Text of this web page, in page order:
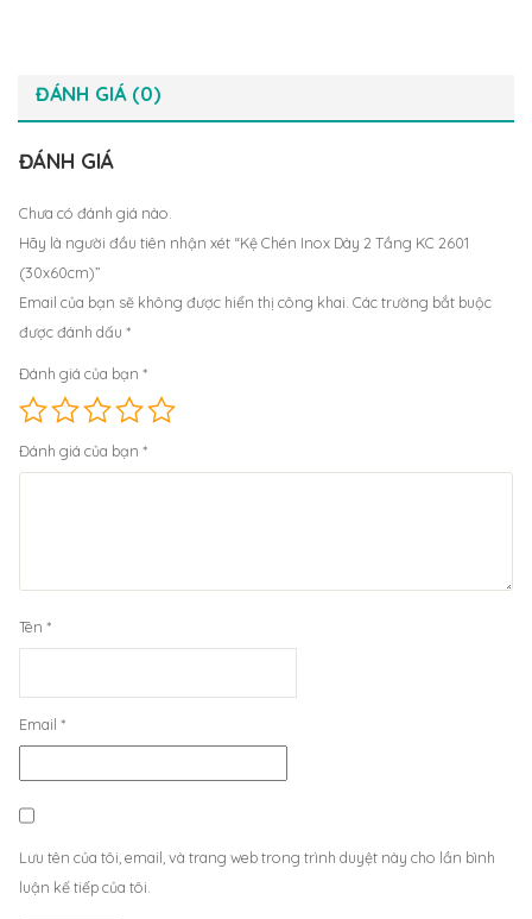
ĐÁNH GIÁ (0)
ĐÁNH GIÁ
Chưa có đánh giá nào.
Hãy là người đầu tiên nhận xét “Kệ Chén Inox Dày 2 Tầng KC 2601
(30x60cm)”
Email của bạn sẽ không được hiển thị công khai. Các trường bắt buộc
được đánh dấu *
Đánh giá của bạn *
Đánh giá của bạn *
Tên *
Email *
Lưu tên của tôi, email, và trang web trong trình duyệt này cho lần bình
luận kế tiếp của tôi.